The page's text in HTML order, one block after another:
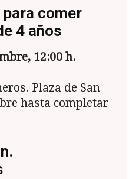
para comer
4 años
12:00 h.
Plaza de San
hasta completar